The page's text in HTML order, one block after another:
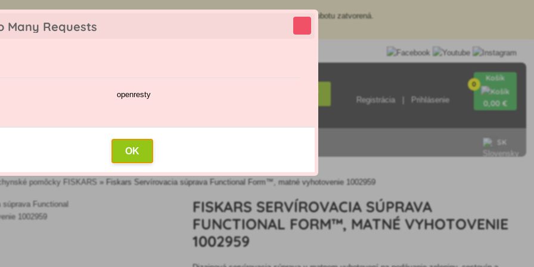
Many Requests
openresty
OK
Tovar skladom pripravíme do 30 min na základe objednávky. Predajňa je v sobotu zatvorená.
Hľadať
Registrácia Prihlásenie
0
Košík
0,00 €
SK
Kalendár postrekov Veľkoobchod
pomôcky FISKARS » Fiskars Servírovacia súprava Functional Form™, matné vyhotovenie 1002959
FISKARS SERVÍROVACIA SÚPRAVA
FUNCTIONAL FORM™, MATNÉ VYHOTOVENIE
1002959